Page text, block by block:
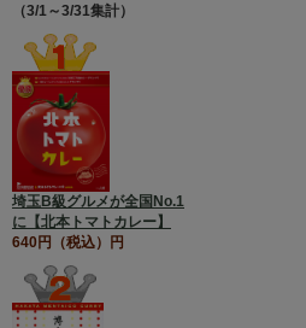
（3/1～3/31集計）
埼玉B級グルメが全国No.1
に【北本トマトカレー】
640円（税込）円